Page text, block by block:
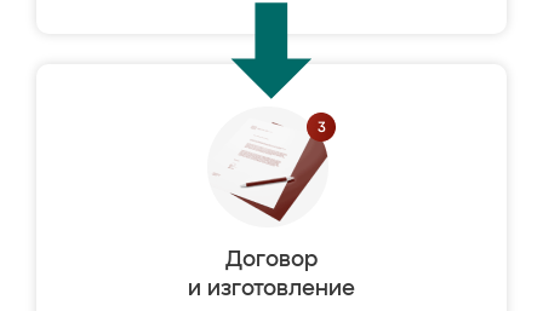
Договор
и изготовление